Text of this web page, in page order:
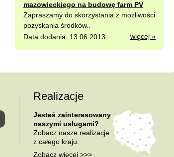
mazowieckiego na budowę farm PV
Zapraszamy do skorzystania z możliwości
pozyskania środków..
Data dodania: 13.06.2013
więcej »
Realizacje
Jesteś zainteresowany
naszymi usługami?
Zobacz nasze realizacje
z całego kraju.
Zobacz więcej >>>